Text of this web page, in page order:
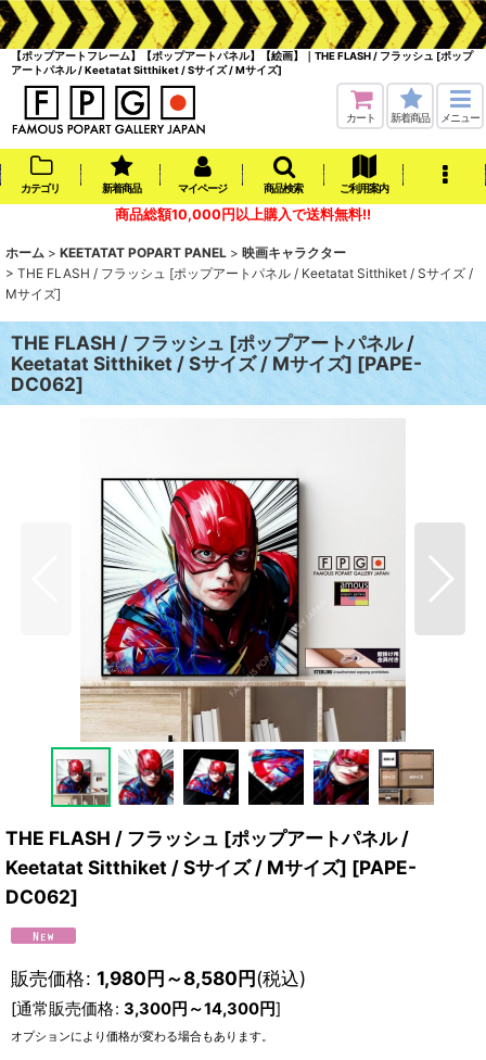
【ポップアートフレーム】【ポップアートパネル】【絵画】｜THE FLASH / フラッシュ [ポップ
アートパネル / Keetatat Sitthiket / Sサイズ / Mサイズ]
カート 新着商品 メニュー
カテゴリ 新着商品 マイページ 商品検索 ご利用案内
商品総額10,000円以上購入で送料無料!!
ホーム > KEETATAT POPART PANEL > 映画キャラクター
> THE FLASH / フラッシュ [ポップアートパネル / Keetatat Sitthiket / Sサイズ /
Mサイズ]
THE FLASH / フラッシュ [ポップアートパネル /
Keetatat Sitthiket / Sサイズ / Mサイズ] [PAPE-
DC062]
THE FLASH / フラッシュ [ポップアートパネル /
Keetatat Sitthiket / Sサイズ / Mサイズ] [PAPE-
DC062]
販売価格: 1,980円～8,580円(税込)
[通常販売価格: 3,300円 ～14,300円]
オプションにより価格が変わる場合もあります。